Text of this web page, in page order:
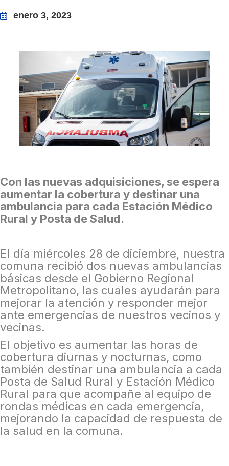
enero 3, 2023
Con las nuevas adquisiciones, se espera
aumentar la cobertura y destinar una
ambulancia para cada Estación Médico
Rural y Posta de Salud.
El día miércoles 28 de diciembre, nuestra
comuna recibió dos nuevas ambulancias
básicas desde el Gobierno Regional
Metropolitano, las cuales ayudarán para
mejorar la atención y responder mejor
ante emergencias de nuestros vecinos y
vecinas.
El objetivo es aumentar las horas de
cobertura diurnas y nocturnas, como
también destinar una ambulancia a cada
Posta de Salud Rural y Estación Médico
Rural para que acompañe al equipo de
rondas médicas en cada emergencia,
mejorando la capacidad de respuesta de
la salud en la comuna.